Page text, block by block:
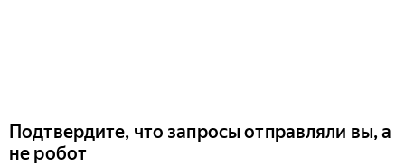
Подтвердите, что запросы отправляли вы, а
не робот